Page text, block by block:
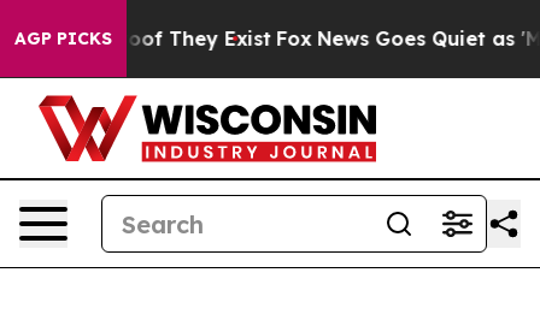
AGP PICKS
no Proof They Exist Fox News Goes Quiet as